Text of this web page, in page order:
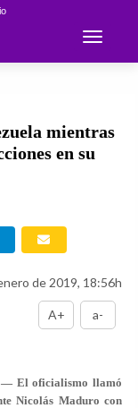
Toggle
mientras
en su
de 2019, 18:56h
A+ a-
— El oficialismo llamó
Nicolás Maduro con